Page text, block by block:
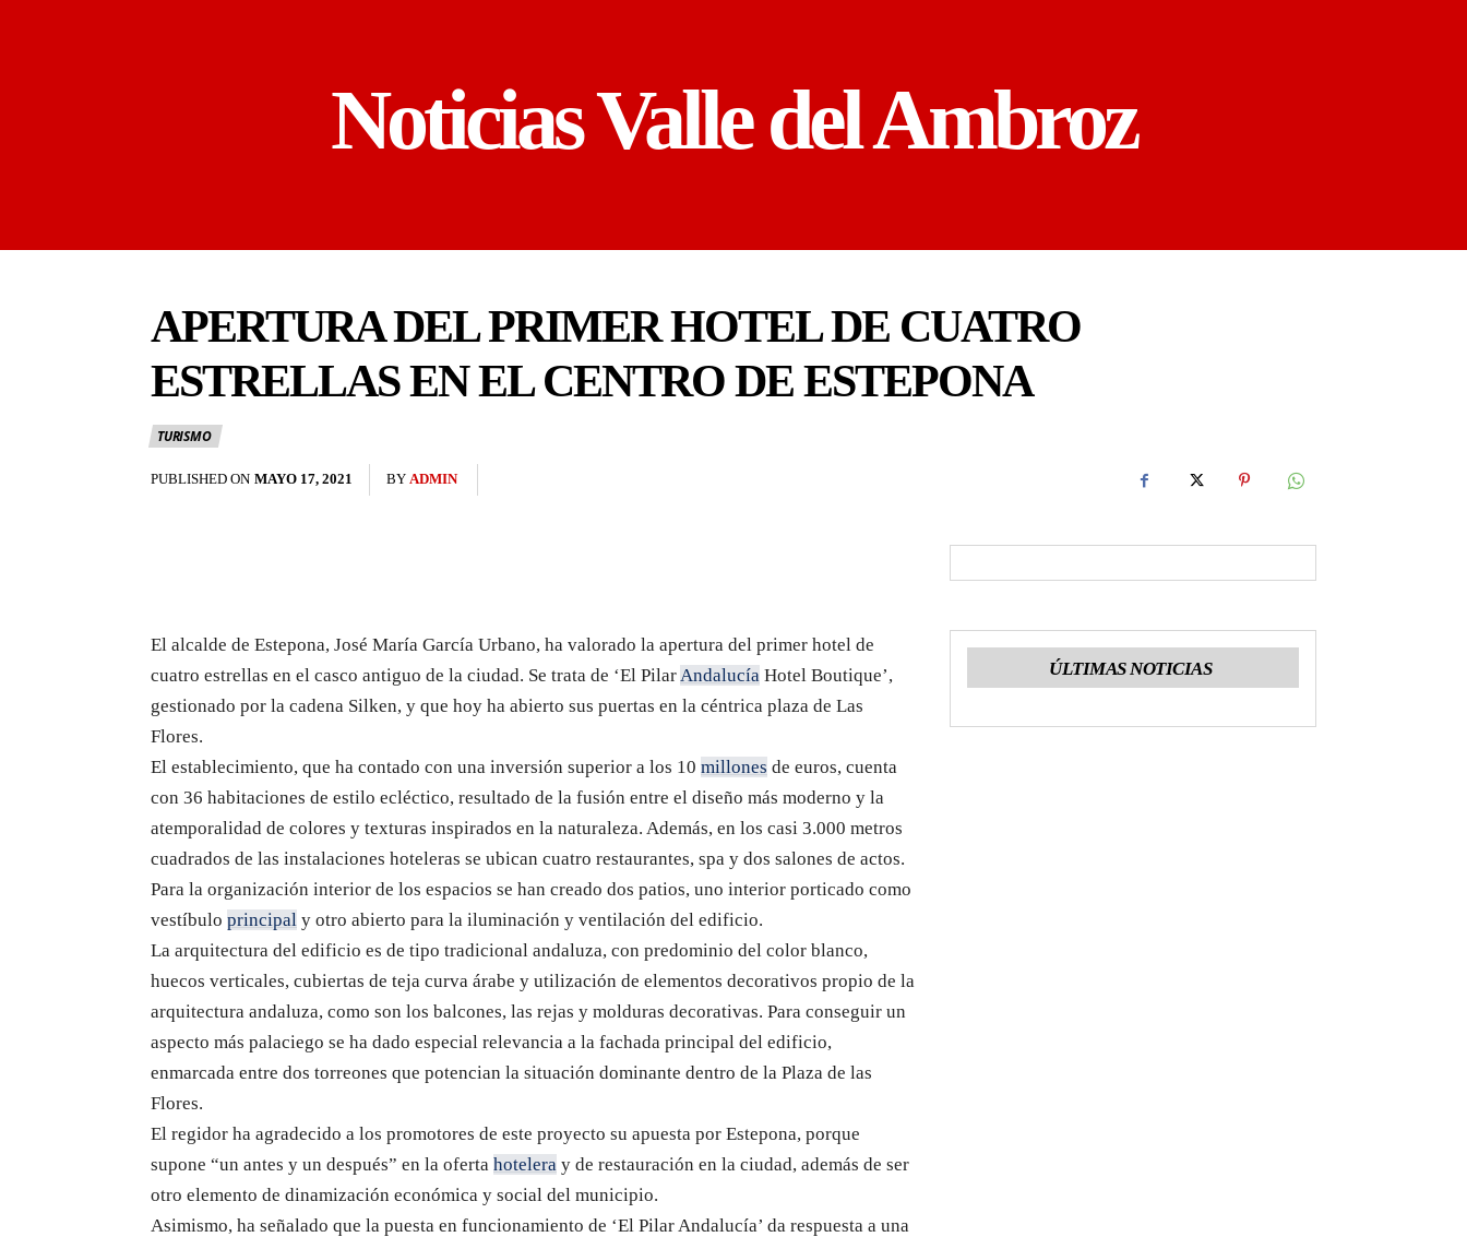
Noticias Valle del Ambroz
APERTURA DEL PRIMER HOTEL DE CUATRO
ESTRELLAS EN EL CENTRO DE ESTEPONA
TURISMO
PUBLISHED ON MAYO 17, 2021 BY ADMIN
El alcalde de Estepona, José María García Urbano, ha valorado la apertura del primer hotel de
cuatro estrellas en el casco antiguo de la ciudad. Se trata de ‘El PilarAndalucía Hotel Boutique’,
gestionado por la cadena Silken, y que hoy ha abierto sus puertas en la céntrica plaza de Las
Flores.
El establecimiento, que ha contado con una inversión superior a los 10 millones de euros, cuenta
con 36 habitaciones de estilo ecléctico, resultado de la fusión entre el diseño más moderno y la
atemporalidad de colores y texturas inspirados en la naturaleza. Además, en los casi 3.000 metros
cuadrados de las instalaciones hoteleras se ubican cuatro restaurantes, spa y dos salones de actos.
Para la organización interior de los espacios se han creado dos patios, uno interior porticado como
vestíbulo principal y otro abierto para la iluminación y ventilación del edificio.
La arquitectura del edificio es de tipo tradicional andaluza, con predominio del color blanco,
huecos verticales, cubiertas de teja curva árabe y utilización de elementos decorativos propio de la
arquitectura andaluza, como son los balcones, las rejas y molduras decorativas. Para conseguir un
aspecto más palaciego se ha dado especial relevancia a la fachada principal del edificio,
enmarcada entre dos torreones que potencian la situación dominante dentro de la Plaza de las
Flores.
El regidor ha agradecido a los promotores de este proyecto su apuesta por Estepona, porque
supone “un antes y un después” en la oferta hotelera y de restauración en la ciudad, además de ser
otro elemento de dinamización económica y social del municipio.
Asimismo, ha señalado que la puesta en funcionamiento de ‘El Pilar Andalucía’ da respuesta a una
ÚLTIMAS NOTICIAS